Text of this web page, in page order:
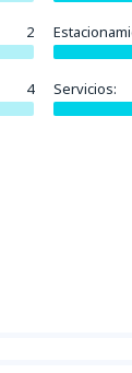
2
4 Servicios: